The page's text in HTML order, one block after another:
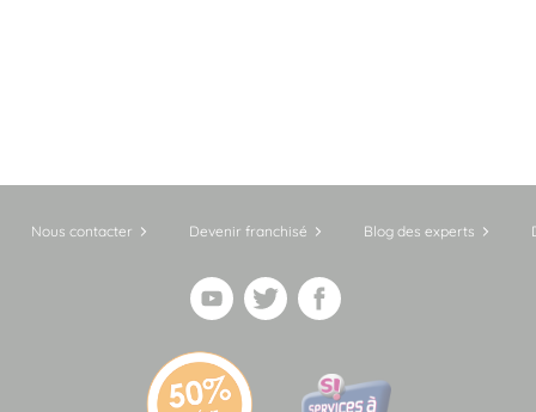
Nous contacter Devenir franchisé Blog des experts